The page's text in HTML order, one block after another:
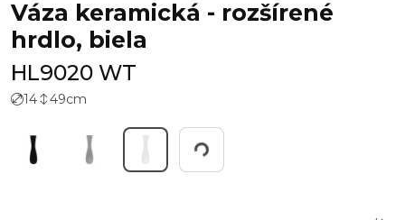
Váza keramická - rozšírené
hrdlo, biela
HL9020 WT
14 49cm Working...